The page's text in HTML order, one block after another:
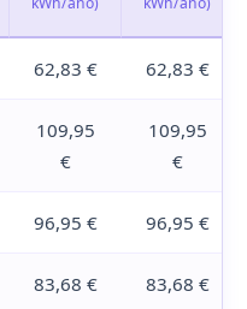
62,83 € 62,83 €
109,95
€
109,95
€
96,95 € 96,95 €
83,68 € 83,68 €